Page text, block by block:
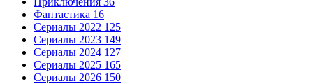
Фантастика 16
Сериалы 2022 125
Сериалы 2023 149
Сериалы 2024 127
Сериалы 2025 165
Сериалы 2026 150